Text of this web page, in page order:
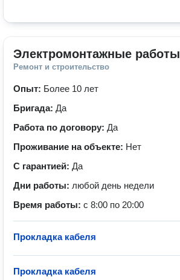
Электромонтажные работы
Ремонт и строительство
Опыт: Более 10 лет
Бригада: Да
Работа по договору: Да
Проживание на объекте: Нет
С гарантией: Да
Дни работы: любой день недели
Время работы: с 8:00 по 20:00
Прокладка кабеля
Прокладка кабеля